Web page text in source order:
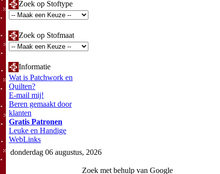
Zoek op Stoftype
Zoek op Stofmaat
Informatie
Wat is Patchwork en
Quilten?
E-mail mij!
Beren gemaakt door
klanten
Gratis Patronen
Leuke en Handige
WebLinks
donderdag 06 augustus, 2026
Zoek met behulp van Google